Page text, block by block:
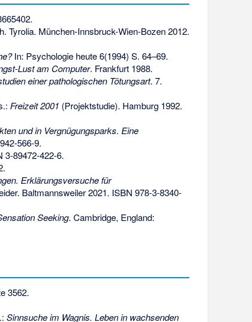
.
Tyrolia. München-Innsbruck-Wien-Bozen 2012.
In: Psychologie heute 6(1994) S. 64–69.
Lust am Computer. Frankfurt 1988.
einer pathologischen Tötungsart. 7.
Freizeit 2001 (Projektstudie). Hamburg 1992.
und in Vergnügungsparks. Eine
566-9.
3-89472-422-6.
Erklärungsversuche für
Baltmannsweiler 2021. ISBN 978-3-8340-
Seeking. Cambridge, England:
3562.
Sinnsuche im Wagnis. Leben in wachsenden